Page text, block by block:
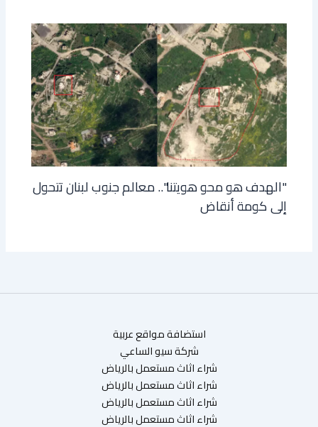
"الهدف هو محو هويتنا".. معالم جنوب لبنان تتحول
إلى كومة أنقاض
استضافة مواقع عربية
شركة سيو الساعي
شراء اثاث مستعمل بالرياض
شراء اثاث مستعمل بالرياض
شراء اثاث مستعمل بالرياض
شراء اثاث مستعمل بالرياض